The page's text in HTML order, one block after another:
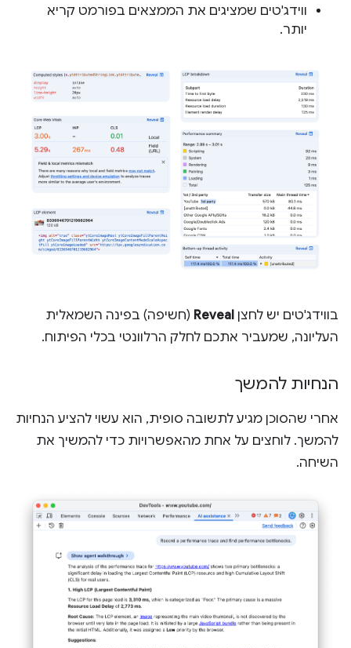
ווידג'טים שמציגים את הממצאים בפורמט קריא
יותר.
בווידג'טים יש לחצן Reveal (חשיפה) בפינה השמאלית
העליונה, שמעביר אתכם לחלק הרלוונטי בכלי הפיתוח.
הנחיות להמשך
אחרי שהסוכן מגיע לתשובה סופית, הוא עשוי להציע הנחיות
להמשך. לוחצים על אחת מהאפשרויות כדי להמשיך את
השיחה.